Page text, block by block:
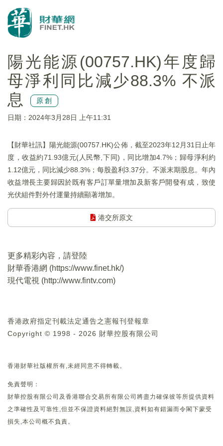
陽光能源(00757.HK)年度歸
母淨利同比減少88.3% 不派
息
原創
日期：2024年3月28日 上午11:31
【財華社訊】陽光能源(00757.HK)公佈，截至2023年12月31日止年
度，收益約71.93億元(人民幣,下同)，同比增加4.7%；歸母淨利約
1.12億元，同比減少88.3%；每股盈利3.37分。不派末期股息。年內
收益增長主要歸因於既有客戶訂單量增加及新客戶開發有成，致使
光伏組件對外付運量持續顯著增加。
港交所原文
更多精彩內容，請登陸
財華香港網 (https://www.finet.hk/)
現代電視 (http://www.fintv.com)
香港政府指定刊載法定通告之憲報刊登報章
Copyright © 1998 - 2026 財華控股有限公司
香港財華社版權所有,未經同意不得轉載。
免責聲明：
財華控股有限公司及香港聯合交易所有限公司將盡力確保彼等所提供資料
之準確性及可靠性,但並不保證資料絕對無誤,資料如有錯漏而令閣下蒙受
損失,本公司概不負責。